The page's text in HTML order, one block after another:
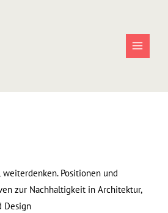
weiterdenken. Positionen und
zur Nachhaltigkeit in Architektur,
Design